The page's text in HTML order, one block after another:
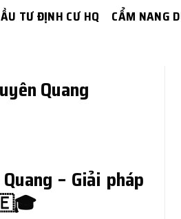
TƯ ĐỊNH CƯ HQ CẨM NANG
Quang
– Giải pháp